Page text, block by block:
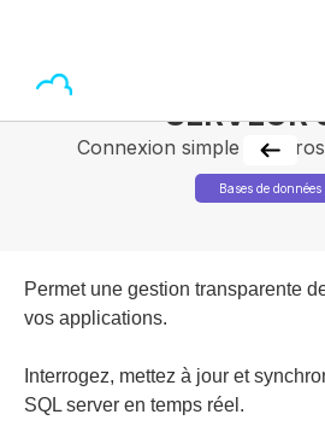
SERVEUR
Connexion simple à
Bases de données
Permet une gestion transparente
vos applications.
Interrogez, mettez à jour et
SQL server en temps réel.